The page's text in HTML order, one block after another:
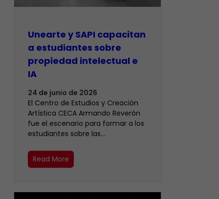
Unearte y SAPI capacitan
a estudiantes sobre
propiedad intelectual e
IA
24 de junio de 2026
El Centro de Estudios y Creación
Artística CECA Armando Reverón
fue el escenario para formar a los
estudiantes sobre las…
Read More